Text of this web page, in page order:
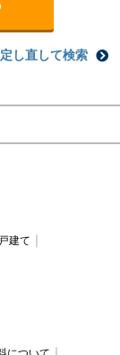
し直して検索
建て